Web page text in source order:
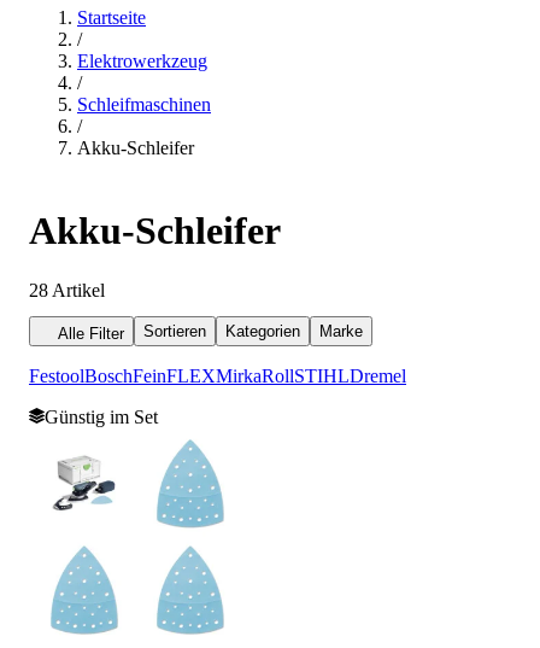
Startseite
/
Elektrowerkzeug
/
Schleifmaschinen
/
Akku-Schleifer
Akku-Schleifer
28 Artikel
Alle Filter Sortieren Kategorien Marke
FestoolBoschFeinFLEXMirkaRollSTIHLDremel
Günstig im Set